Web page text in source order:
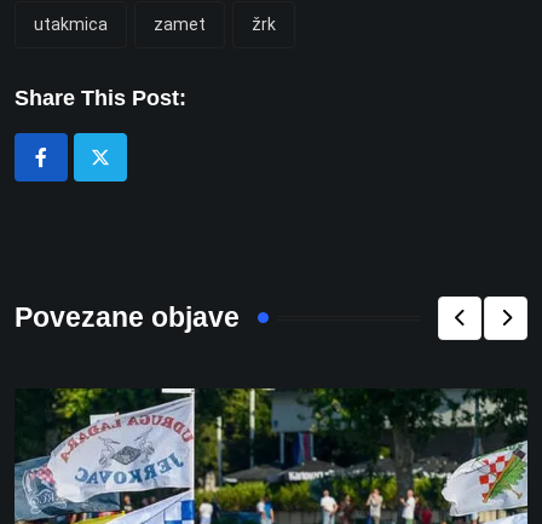
utakmica zamet žrk
Share This Post:
Povezane objave